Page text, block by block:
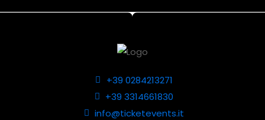
+39 0284213271
+39 3314661830
info@ticketevents.it